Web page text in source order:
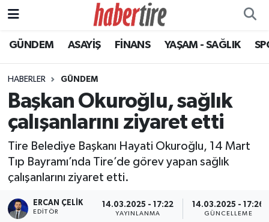
GÜNDEM ASAYİŞ FİNANS YAŞAM - SAĞLIK
HABERLER GÜNDEM
Başkan Okuroğlu, sağlık
çalışanlarını ziyaret etti
Tire Belediye Başkanı Hayati Okuroğlu, 14 Mart
Tıp Bayramı’nda Tire’de görev yapan sağlık
çalışanlarını ziyaret etti.
ERCAN ÇELIK
EDITÖR
14.03.2025 - 17:22
YAYINLANMA
14.03.2025 - 17:26
GÜNCELLEME
Tire Nöbetçi Eczaneler
Tire Hava Durumu
Tire Trafik Yoğunluk Haritası
Tüm Manşetler
Son Dakika Haberleri